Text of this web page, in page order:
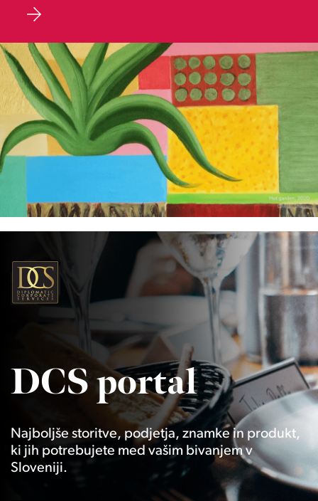
DCS portal
Najboljše storitve, podjetja, znamke in produkt,
ki jih potrebujete med vašim bivanjem v
Sloveniji.